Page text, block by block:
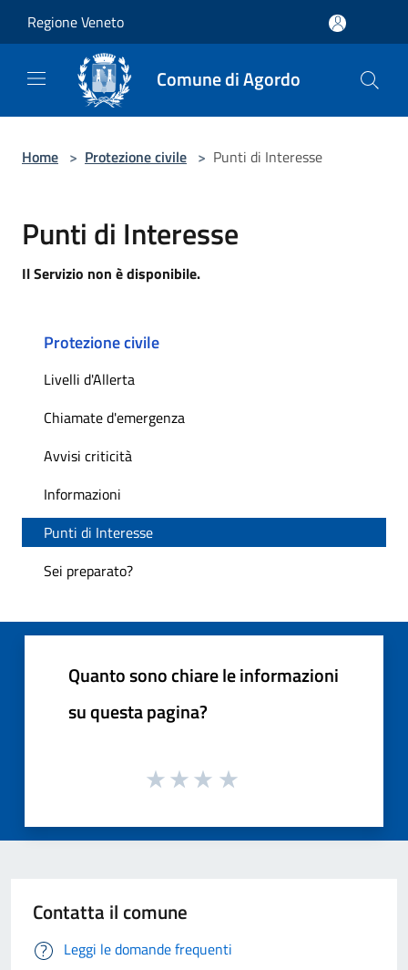
Regione Veneto
Comune di Agordo
Home > Protezione civile > Punti di Interesse
Punti di Interesse
Il Servizio non è disponibile.
Protezione civile
Livelli d'Allerta
Chiamate d'emergenza
Avvisi criticità
Informazioni
Punti di Interesse
Sei preparato?
Quanto sono chiare le informazioni
su questa pagina?
Contatta il comune
Leggi le domande frequenti